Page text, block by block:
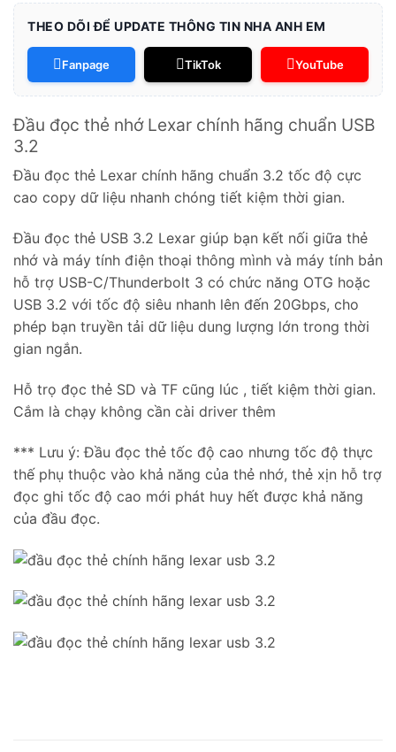
THEO DÕI ĐỂ UPDATE THÔNG TIN NHA ANH EM
Fanpage TikTok YouTube
Đầu đọc thẻ nhớ Lexar chính hãng chuẩn USB
3.2
Đầu đọc thẻ Lexar chính hãng chuẩn 3.2 tốc độ cực
cao copy dữ liệu nhanh chóng tiết kiệm thời gian.
Đầu đọc thẻ USB 3.2 Lexar giúp bạn kết nối giữa thẻ
nhớ và máy tính điện thoại thông mình và máy tính bản
hỗ trợ USB-C/Thunderbolt 3 có chức năng OTG hoặc
USB 3.2 với tốc độ siêu nhanh lên đến 20Gbps, cho
phép bạn truyền tải dữ liệu dung lượng lớn trong thời
gian ngắn.
Hỗ trọ đọc thẻ SD và TF cũng lúc , tiết kiệm thời gian.
Cắm là chạy không cần cài driver thêm
*** Lưu ý: Đầu đọc thẻ tốc độ cao nhưng tốc độ thực
thế phụ thuộc vào khả năng của thẻ nhớ, thẻ xịn hỗ trợ
đọc ghi tốc độ cao mới phát huy hết được khả năng
của đầu đọc.